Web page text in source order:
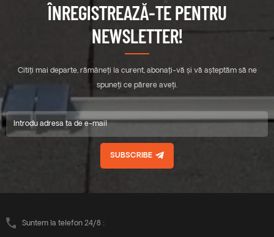
ÎNREGISTREAZĂ-TE PENTRU
NEWSLETTER!
Citiți mai departe, rămâneți la curent, abonați-vă și vă așteptăm să ne
spuneți ce părere aveți.
SUBSCRIBE
Suntem la telefon 24/8 :